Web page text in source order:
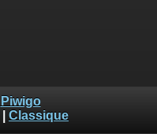
Piwigo
Classique